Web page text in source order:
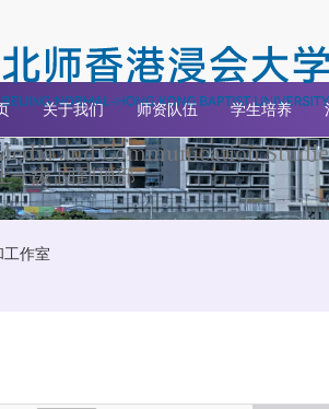
and Communication
一级 回到顶部
关于我们 师资队伍 学生培养
工作室